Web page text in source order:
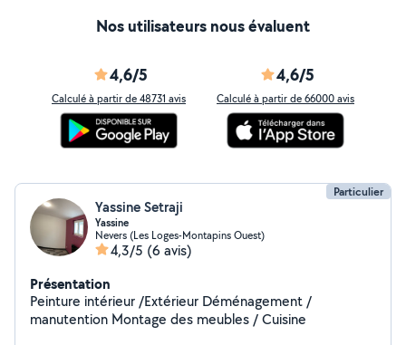
Nos utilisateurs nous évaluent
4,6/5
Calculé à partir de 48731 avis
4,6/5
Calculé à partir de 66000 avis
Particulier
Yassine Setraji
Yassine
Nevers (Les Loges-Montapins Ouest)
4,3/5 (6 avis)
Présentation
Peinture intérieur /Extérieur Déménagement /
manutention Montage des meubles / Cuisine